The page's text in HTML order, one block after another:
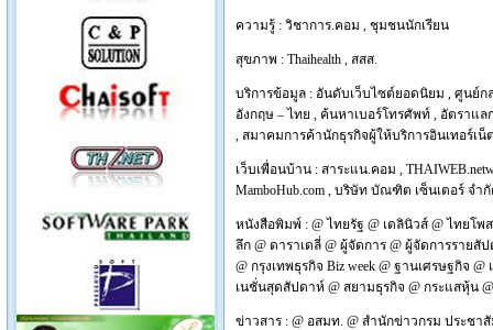
ความรู้ : วิชาการ.คอม , ชุมชนนักเรียน
สุขภาพ : Thaihealth , สสส.
บริการข้อมูล : อันดับเว็บไซต์ยอดนิยม , ศูนย์ก
อังกฤษ – ไทย , ค้นหาเบอร์โทรศัพท์ , อัตราแล
, สมาคมการค้านักธุรกิจผู้ให้บริการอินเทอร์เน็
เว็บเพื่อนบ้าน : สาระแน.คอม ,
MamboHub.com , บริษัท บัณฑิต เซ็นเตอร์ จำ
หนังสือพิมพ์ : @ ไทยรัฐ @ เดลินิวส์ @ ไทยโพ
ลึก @ ดาราเดลี่ @ ผู้จัดการ @ ผู้จัดการรายสั
@ กรุงเทพธุรกิจ Biz week @ ฐานเศรษฐกิจ @
เนชั่นสุดสัปดาห์ @ สยามธุรกิจ @ กระแสหุ้น
ข่าวสาร : @ อสมท. @ สำนักข่าวกรม ประชา